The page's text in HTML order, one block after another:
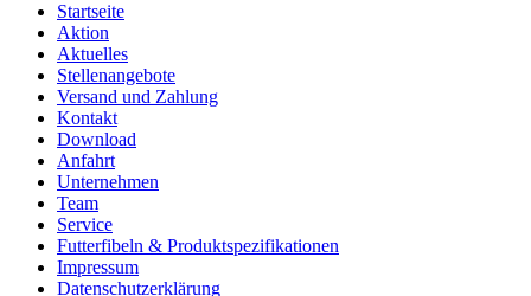
Startseite
Aktion
Aktuelles
Stellenangebote
Versand und Zahlung
Kontakt
Download
Anfahrt
Unternehmen
Team
Service
Futterfibeln & Produktspezifikationen
Impressum
Datenschutzerklärung